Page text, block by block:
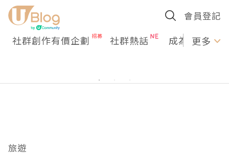
會員登記
社群創作有價企劃 社群熱話 成為U更多
旅遊